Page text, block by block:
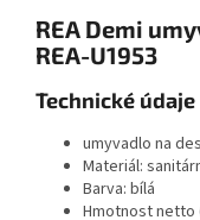
REA Demi
REA-U1953
Technické údaje
umyvadlo na
Materiál:
Barva: bílá
Hmotnost netto